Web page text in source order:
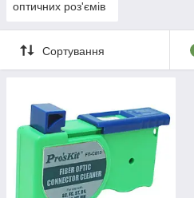
оптичних роз'ємів
Сортування